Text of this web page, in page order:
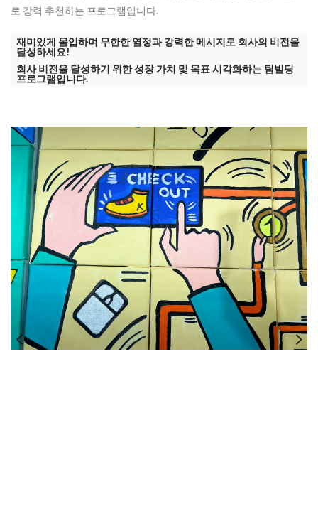
로 강력 추천하는 프로그램입니다.
재미있게 몰입하며 무한한 열정과 강력한 메시지로 회사의 비전을
달성하세요!
회사 비전을 달성하기 위한 성장 가치 및 목표 시각화하는 팀빌딩
프로그램입니다.